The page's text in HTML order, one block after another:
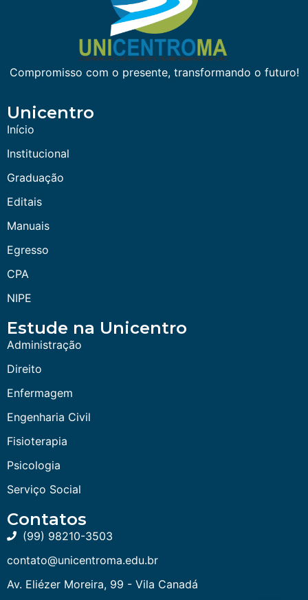
Compromisso com o presente, transformando o futuro!
Unicentro
Início
Institucional
Graduação
Editais
Manuais
Egresso
CPA
NIPE
Estude na Unicentro
Administração
Direito
Enfermagem
Engenharia Civil
Fisioterapia
Psicologia
Serviço Social
Contatos
(99) 98210-3503
contato@unicentroma.edu.br
Av. Eliézer Moreira, 99 - Vila Canadá